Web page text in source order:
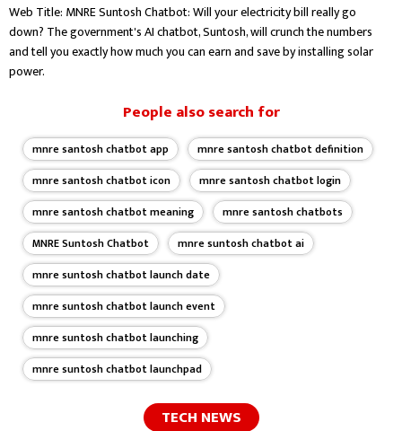
Web Title: MNRE Suntosh Chatbot: Will your electricity bill really go
down? The government's AI chatbot, Suntosh, will crunch the numbers
and tell you exactly how much you can earn and save by installing solar
power.
People also search for
mnre santosh chatbot app
mnre santosh chatbot definition
mnre santosh chatbot icon
mnre santosh chatbot login
mnre santosh chatbot meaning
mnre santosh chatbots
MNRE Suntosh Chatbot
mnre suntosh chatbot ai
mnre suntosh chatbot launch date
mnre suntosh chatbot launch event
mnre suntosh chatbot launching
mnre suntosh chatbot launchpad
TECH NEWS